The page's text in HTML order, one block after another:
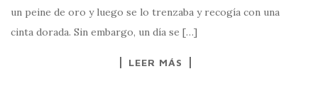
un peine de oro y luego se lo trenzaba y recogía con una
cinta dorada. Sin embargo, un día se […]
LEER MÁS